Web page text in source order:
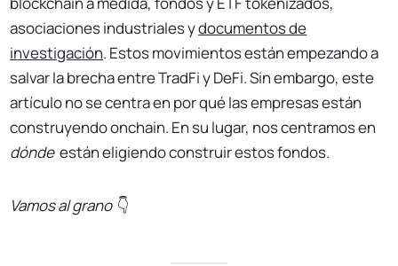
asociaciones industriales ydocumentos de
investigación. Estos movimientos están empezando a
salvar la brecha entre TradFi y DeFi. Sin embargo, este
artículo no se centra en por qué las empresas están
construyendo onchain. En su lugar, nos centramos en
dónde están eligiendo construir estos fondos.
Vamos al grano 👇